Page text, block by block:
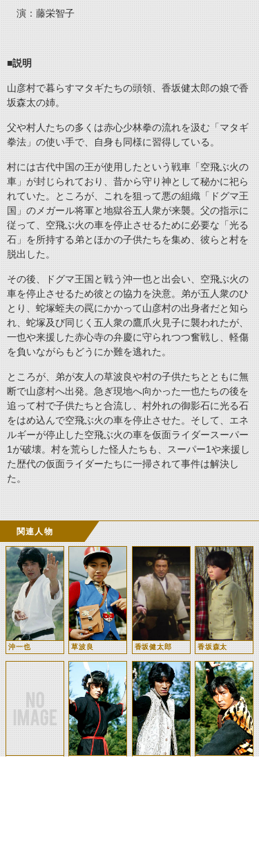
演：藤栄智子
■説明
山彦村で暮らすマタギたちの頭領、香坂健太郎の娘で香
坂森太の姉。
父や村人たちの多くは赤心少林拳の流れを汲む「マタギ
拳法」の使い手で、自身も同様に習得している。
村には古代中国の王が使用したという戦車「空飛ぶ火の
車」が封じられており、昔から守り神として秘かに祀ら
れていた。ところが、これを狙って悪の組織「ドグマ王
国」のメガール将軍と地獄谷五人衆が来襲。父の指示に
従って、空飛ぶ火の車を停止させるために必要な「光る
石」を所持する弟とほかの子供たちを集め、彼らと村を
脱出した。
その後、ドグマ王国と戦う沖一也と出会い、空飛ぶ火の
車を停止させるため彼との協力を決意。弟が五人衆のひ
とり、蛇塚蛭夫の罠にかかって山彦村の出身者だと知ら
れ、蛇塚及び同じく五人衆の鷹爪火見子に襲われたが、
一也や来援した赤心寺の弁慶に守られつつ奮戦し、軽傷
を負いながらもどうにか難を逃れた。
ところが、弟が友人の草波良や村の子供たちとともに無
断で山彦村へ出発。急ぎ現地へ向かった一也たちの後を
追って村で子供たちと合流し、村外れの御影石に光る石
をはめ込んで空飛ぶ火の車を停止させた。そして、エネ
ルギーが停止した空飛ぶ火の車を仮面ライダースーパー
1が破壊。村を荒らした怪人たちも、スーパー1や来援し
た歴代の仮面ライダーたちに一掃されて事件は解決し
た。
関連人物
沖一也 草波良 香坂健太郎 香坂森太